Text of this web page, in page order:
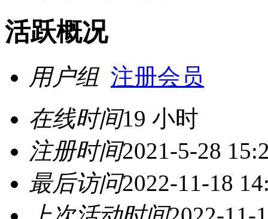
活跃概况
用户组 注册会员
在线时间19 小时
注册时间2021-5-28
最后访问2022-11-18